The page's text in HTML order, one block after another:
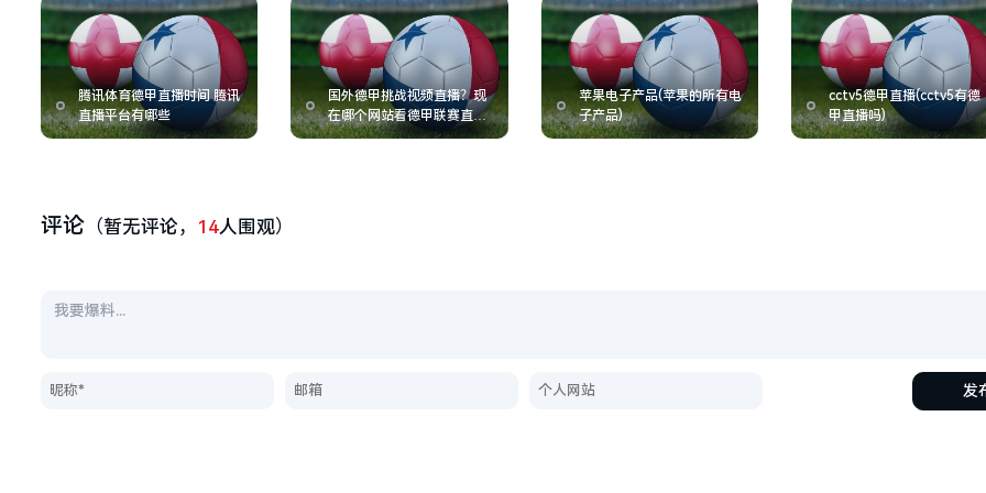
腾讯体育德甲直播时间 腾讯
直播平台有哪些
国外德甲挑战视频直播？现
在哪个网站看德甲联赛直播
比较方便
苹果电子产品(苹果的所有电
子产品)
cctv5德甲直播(cctv5有德
甲直播吗)
评论 （暂无评论， 14人围观）
发